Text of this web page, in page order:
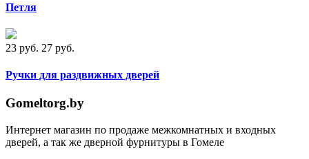
Петля
23 руб. 27 руб.
Ручки для раздвижных дверей
Gomeltorg.by
Интернет магазин по продаже межкомнатных и входных
дверей, а так же дверной фурнитуры в Гомеле